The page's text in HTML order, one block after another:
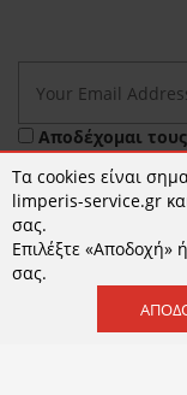
Αποδέχομαι τους
Τα cookies είναι
limperis-service.gr
σας.
Επιλέξτε «Αποδοχή»
σας.